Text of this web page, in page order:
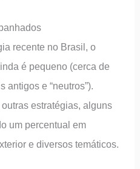
recente no Brasil, o
é pequeno (cerca de
antigos e “neutros”).
estratégias, alguns
um percentual em
e diversos temáticos.